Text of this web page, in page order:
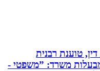
רבנית
משרד: ”משפטי -